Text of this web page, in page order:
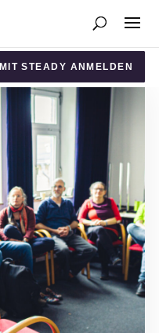
MIT STEADY ANMELDEN